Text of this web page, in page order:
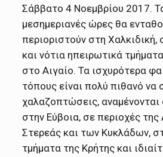
Σάββατο 4 Νοεμβρίου 2017.
μεσημεριανές ώρες θα
περιοριστούν στη Χαλκιδική,
και νότια ηπειρωτικά
στο Αιγαίο. Τα ισχυρότερα
τόπους είναι πολύ πιθανό να
χαλαζοπτώσεις,
στην Εύβοια, σε περιοχές της
Στερεάς και των Κυκλάδων,
τμήματα της Κρήτης και